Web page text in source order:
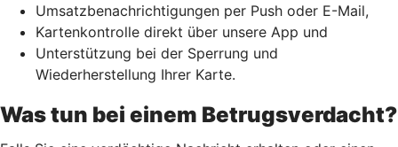
Umsatzbenachrichtigungen per Push oder E-Mail,
Kartenkontrolle direkt über unsere App und
Unterstützung bei der Sperrung und
Wiederherstellung Ihrer Karte.
Was tun bei einem Betrugsverdacht?